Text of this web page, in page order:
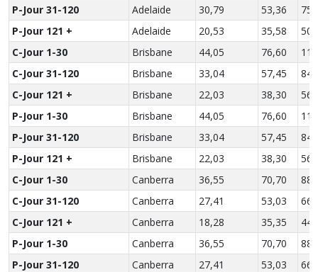
P-Jour 31-120
Adelaide 30,79 53,36
P-Jour 121 +
Adelaide 20,53 35,58
C-Jour 1-30
Brisbane 44,05 76,60
C-Jour 31-120
Brisbane 33,04 57,45
C-Jour 121 +
Brisbane 22,03 38,30
P-Jour 1-30
Brisbane 44,05 76,60
P-Jour 31-120
Brisbane 33,04 57,45
P-Jour 121 +
Brisbane 22,03 38,30
C-Jour 1-30
Canberra 36,55 70,70
C-Jour 31-120
Canberra 27,41 53,03
C-Jour 121 +
Canberra 18,28 35,35
P-Jour 1-30
Canberra 36,55 70,70
P-Jour 31-120
Canberra 27,41 53,03